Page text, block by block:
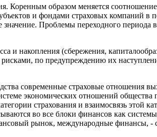
Коренным образом меняется
и фондами страховых компаний в
Проблемы переходного периода
и накопления (сбережения,
рисками, по предупреждению их
современные страховые отношения
экономических отношений общества
страхования и взаимосвязь этой
во все блоки финансов как
рынок, международные финансы, -